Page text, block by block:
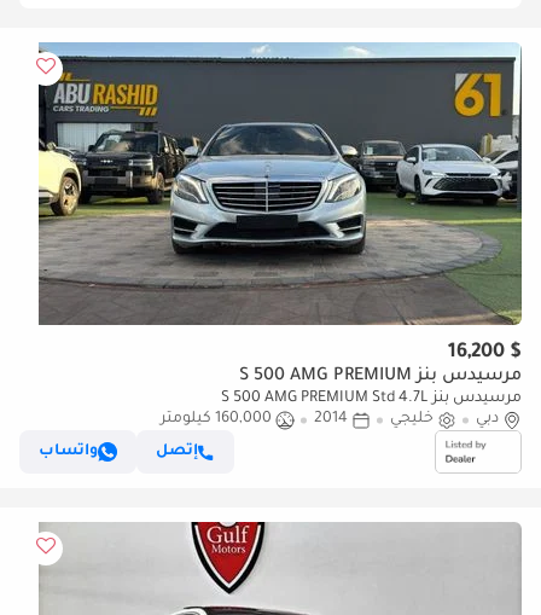
$ 16,200
مرسيدس بنز S 500 AMG PREMIUM
مرسيدس بنز S 500 AMG PREMIUM Std 4.7L
دبي
خليجي 2014
160,000 كيلومتر
إتصل
واتساب